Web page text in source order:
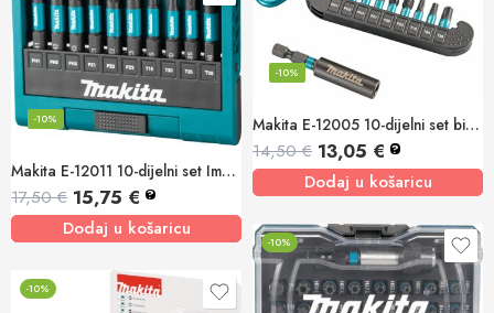
Makita E-12005 10-dijelni set bitova Impact BLACK
-10%
14,50€ 13,05 € ?
Dodaj u košaricu
Makita E-12011 10-dijelni set Impact Black bit nastavaka 1/4Hex
-10%
17,50€ 15,75 € ?
Dodaj u košaricu
-10%
-10%